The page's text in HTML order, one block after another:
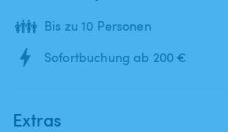
👪 Bis zu 10 Personen
Sofortbuchung ab 200 €
Extras